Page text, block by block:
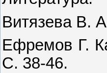
Витязева В.
Ефремов Г.
С. 38-46.